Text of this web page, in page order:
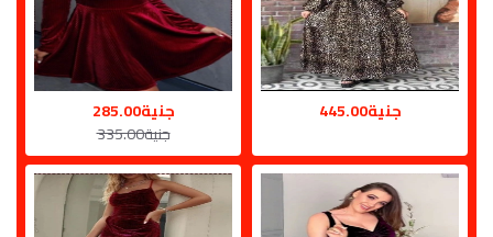
جنية445.00
جنية285.00
جنية335.00